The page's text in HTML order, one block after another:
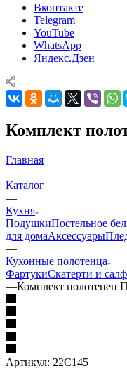
Вконтакте
Telegram
YouTube
WhatsApp
Яндекс.Дзен
Комплект
Главная
—
Каталог
—
Кухня
ПодушкиПостельное
для домаАксессуары
—
Кухонные полотенца
ФартукиСкатерти и
—Комплект полотенец
Артикул: 22C145